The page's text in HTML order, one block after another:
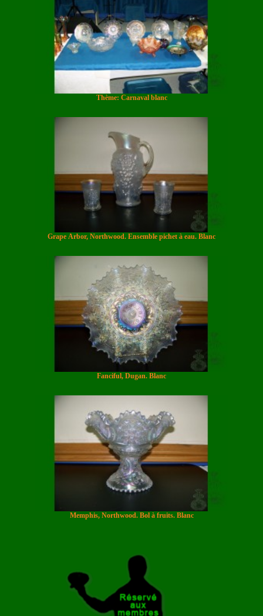
Thème: Carnaval blanc
Grape Arbor, Northwood. Ensemble pichet à eau. Blanc
Fanciful, Dugan. Blanc
Memphis, Northwood. Bol à fruits. Blanc